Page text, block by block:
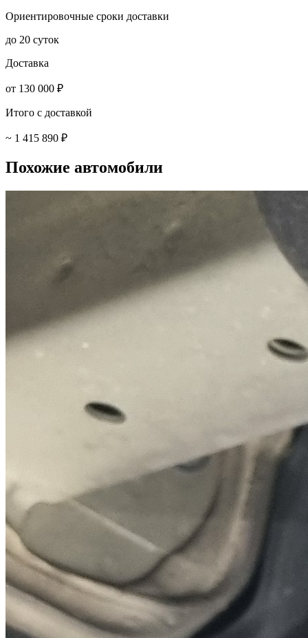
Ориентировочные сроки доставки
до 20 суток
Доставка
от 130 000 ₽
Итого с доставкой
~ 1 415 890 ₽
Похожие автомобили